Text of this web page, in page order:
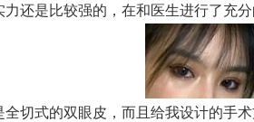
还是比较强的，在和医生进行了充
式的双眼皮，而且给我设计的手术